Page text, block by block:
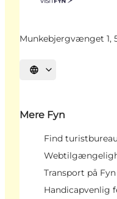
Munkebjergvænget 1,
Vælg sprog
Mere Fyn
Find turistbureau
Transport på
Handicapvenlig